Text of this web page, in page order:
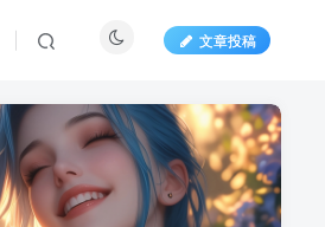
文章投稿